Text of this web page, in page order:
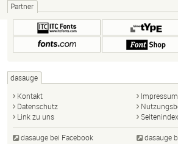
Partner
dasauge
Kontakt
Impressum
Datenschutz
Link zu uns
Seitenindex
dasauge bei Facebook dasauge